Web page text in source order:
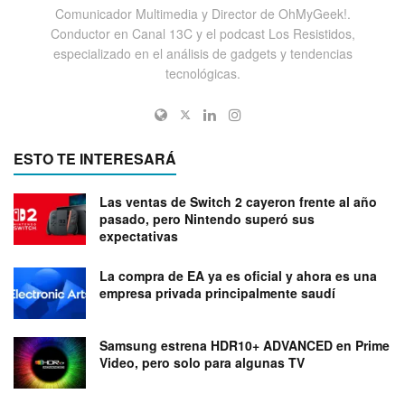
Comunicador Multimedia y Director de OhMyGeek!.
Conductor en Canal 13C y el podcast Los Resistidos,
especializado en el análisis de gadgets y tendencias
tecnológicas.
ESTO TE INTERESARÁ
Las ventas de Switch 2 cayeron frente al año
pasado, pero Nintendo superó sus
expectativas
La compra de EA ya es oficial y ahora es una
empresa privada principalmente saudí
Samsung estrena HDR10+ ADVANCED en Prime
Video, pero solo para algunas TV